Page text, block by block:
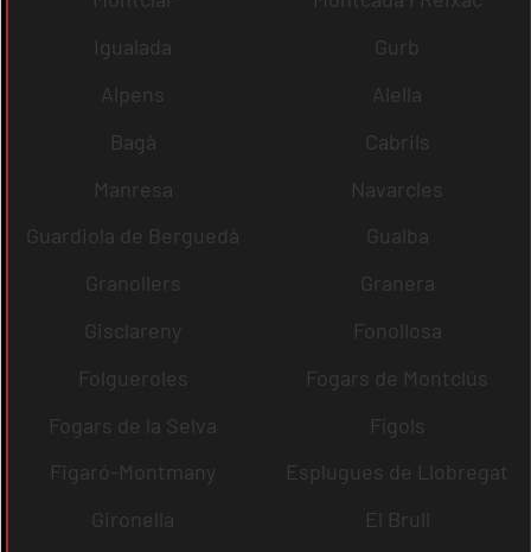
Igualada
Gurb
Alpens
Alella
Bagà
Cabrils
Manresa
Navarcles
Guardiola de Berguedà
Gualba
Granollers
Granera
Gisclareny
Fonollosa
Folgueroles
Fogars de Montclús
Fogars de la Selva
Fígols
Figaró-Montmany
Esplugues de Llobregat
Gironella
El Brull